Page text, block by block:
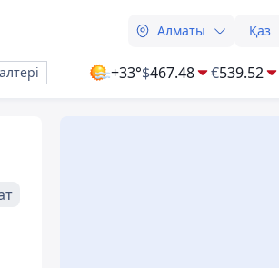
Алматы Қаз
+33°$467.48 €539.52